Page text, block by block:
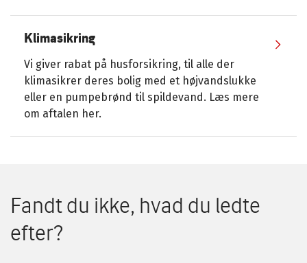
Klimasikring
Vi giver rabat på husforsikring, til alle der
klimasikrer deres bolig med et højvandslukke
eller en pumpebrønd til spildevand. Læs mere
om aftalen her.
Fandt du ikke, hvad du ledte
efter?